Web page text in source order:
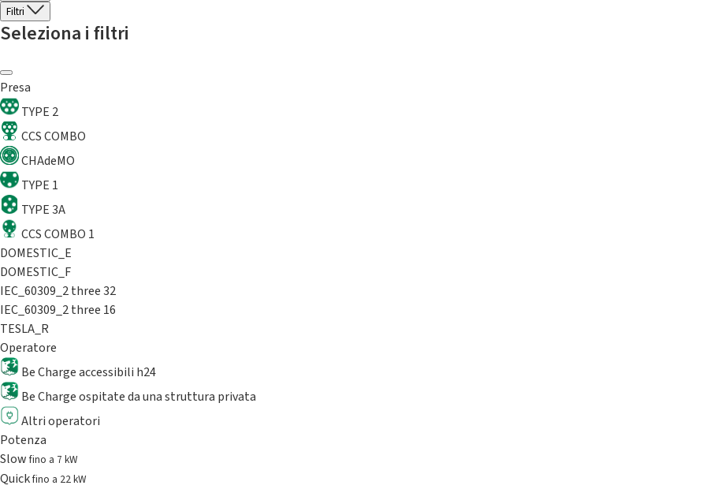
Filtri
Seleziona i filtri
Presa
TYPE 2
CCS COMBO
CHAdeMO
TYPE 1
TYPE 3A
CCS COMBO 1
DOMESTIC_E
DOMESTIC_F
IEC_60309_2 three 32
IEC_60309_2 three 16
TESLA_R
Operatore
Be Charge accessibili h24
Be Charge ospitate da una struttura privata
Altri operatori
Potenza
Slowfino a 7 kW
Quickfino a 22 kW